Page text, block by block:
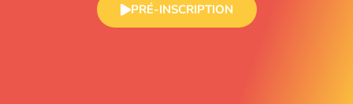
PRÉ-INSCRIPTION